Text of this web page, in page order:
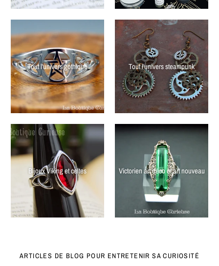
Tout l'univers gothique Tout l'univers steampunk
Bijoux Viking et celtes Victorien art déco et art nouveau
ARTICLES DE BLOG POUR ENTRETENIR SA CURIOSITÉ